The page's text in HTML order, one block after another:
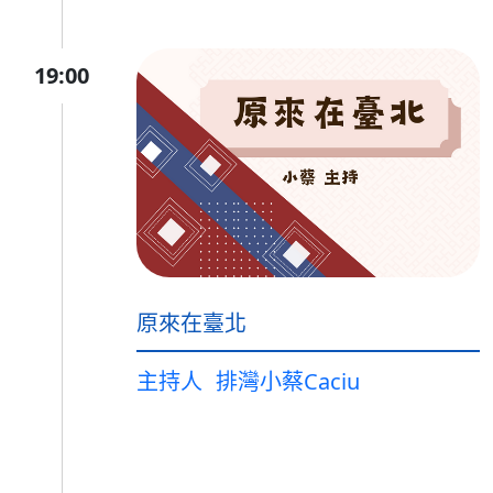
19:00
原來在臺北
主持人 排灣小蔡Caciu